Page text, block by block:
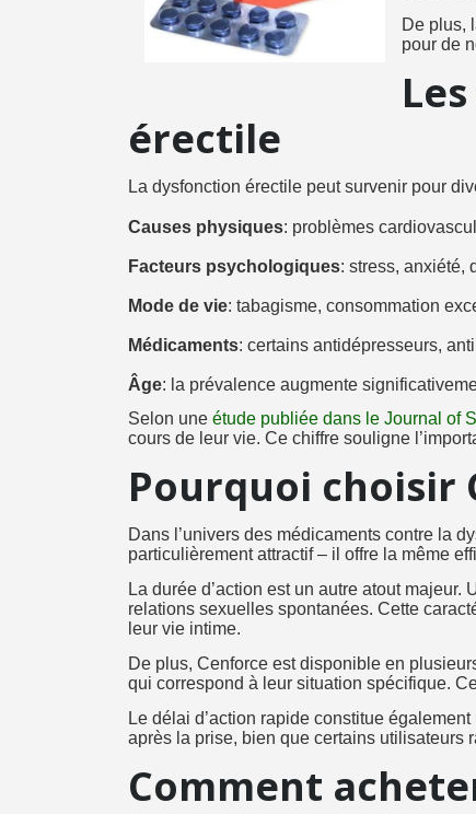
De plus,
pour de
érectile
La dysfonction érectile peut survenir pour
Causes physiques: problèmes
Facteurs psychologiques: stress, anxiété,
Mode de vie: tabagisme, consommation
Médicaments: certains antidépresseurs,
Âge: la prévalence augmente
Selon une étude publiée dans le Journal of
cours de leur vie. Ce chiffre souligne
Pourquoi choisir
Dans l’univers des médicaments contre la
particulièrement attractif – il offre la même
La durée d’action est un autre atout
relations sexuelles spontanées. Cette
leur vie intime.
De plus, Cenforce est disponible en
qui correspond à leur situation spécifique.
Le délai d’action rapide constitue
après la prise, bien que certains utilisateurs
Comment